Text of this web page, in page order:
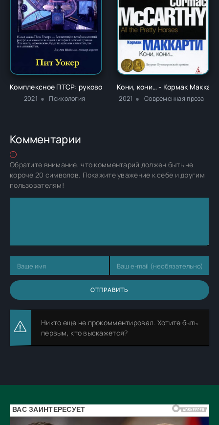
Комплексное ПТСР: руководство по восстановлению от
2021 Психология
Кони, кони… - Кормак
2021 Современная проза
Комментарии
Обратите внимание, что комментарий должен быть не
короче 20 символов. Покажите уважение к себе и другим
пользователям!
ОТПРАВИТЬ
Никто еще не прокомментировал. Хотите быть
первым, кто выскажется?